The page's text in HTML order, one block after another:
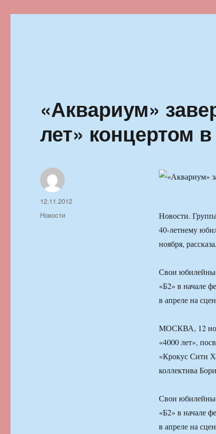
«Аквариум»
лет» концертом
Новости.
40-летнему
ноября,
Свои
«Б2» в начале
в апреле на
МОСКВА, 12
«4000 лет»,
«Крокус Сити
коллектива
Свои
«Б2» в начале
в апреле на
Автор
Опубликовано
12.11.2012
Рубрики
Новости